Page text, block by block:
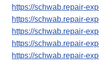
https://schwab.repair-
https://schwab.repair-
https://schwab.repair-
https://schwab.repair-
https://schwab.repair-